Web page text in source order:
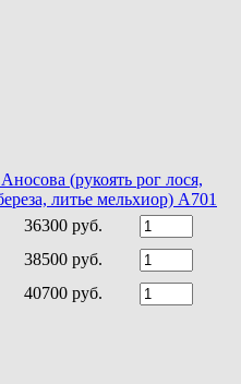
(рукоять рог лося,
литье мельхиор) A701
36300 руб.
38500 руб.
40700 руб.